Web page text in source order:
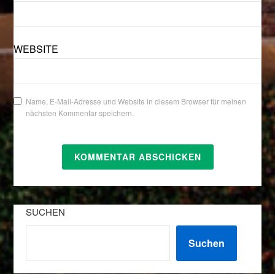
WEBSITE
Name, E-Mail-Adresse und Website in diesem Browser für meinen
nächsten Kommentar speichern.
SUCHEN
Suchen